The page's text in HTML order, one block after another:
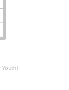
Youth)